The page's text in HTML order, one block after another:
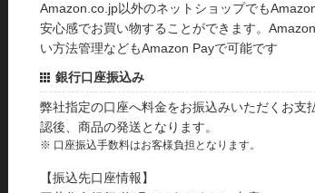
Amazon.co.jp以外のネットショップでも
安心感でお買い物することができます。
い方法管理などもAmazon Payで可能です
銀行口座振込み
弊社指定の口座へ料金をお振込みいただくお支
認後、商品の発送となります。
※ 口座振込手数料はお客様負担となります。
【振込先口座情報】